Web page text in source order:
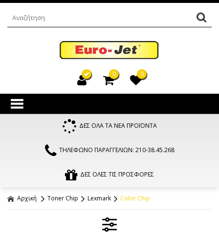
0 0
ΔΕΣ ΟΛΑ ΤΑ ΝΕΑ ΠΡΟΪΟΝΤΑ
ΤΗΛΕΦΩΝΟ ΠΑΡΑΓΓΕΛΙΩΝ: 210-38.45.268
ΔΕΣ ΟΛΕΣ ΤΙΣ ΠΡΟΣΦΟΡΕΣ
Αρχική Toner Chip Lexmark Color Chip